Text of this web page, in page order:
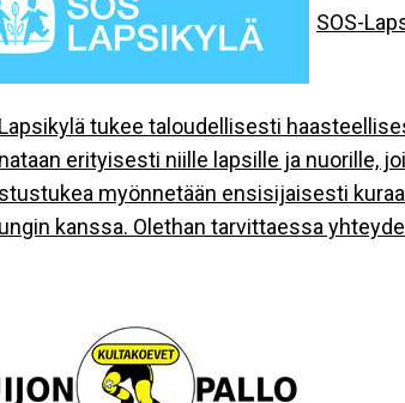
SOS-
tukee taloudellisesti
erityisesti niille lapsille ja nuorille,
myönnetään ensisijaisesti
kanssa. Olethan tarvittaessa